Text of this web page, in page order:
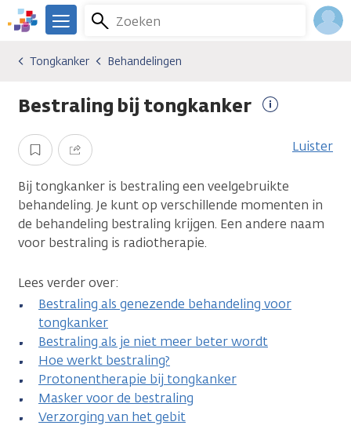
Overslaan
en
gaan
We
er
je.
Zoeken
Menu
Kankersoorten
Tongkanker
Behandelingen
Tongkanker Behandelingen
Bestraling bij tongkanker
informatie
Opslaan Delen Luister
Bij tongkanker is bestraling een veelgebruikte
behandeling. Je kunt op verschillende momenten in
de behandeling bestraling krijgen. Een andere naam
voor bestraling is radiotherapie.
Lees verder over:
Bestraling als genezende behandeling voor
tongkanker
Bestraling als je niet meer beter wordt
Hoe werkt bestraling?
Protonentherapie bij tongkanker
Masker voor de bestraling
Verzorging van het gebit